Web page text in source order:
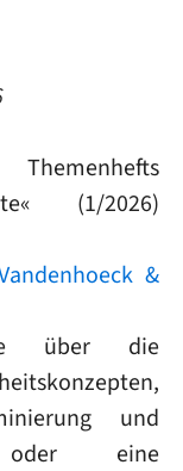
« (1/2026)
&
über die
und
oder eine